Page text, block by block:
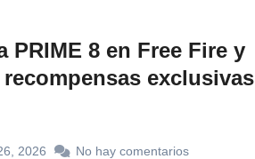
PRIME 8 en Free Fire y
exclusivas
2026 No hay comentarios